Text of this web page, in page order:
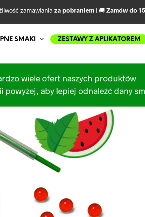
zamawiania za pobraniem| 🚚Zamów do
SMAKI ZESTAWY Z APLIKATOREM
wiele ofert naszych produktów
powyżej, aby lepiej odnaleźć dany